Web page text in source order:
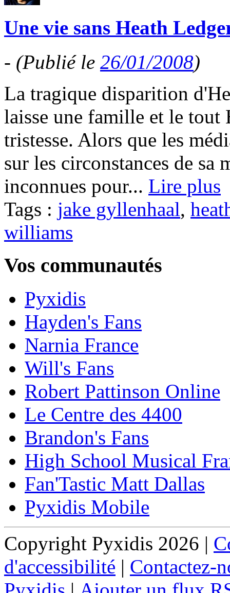
Une vie sans Heath
- (Publié le 26/01/2008)
La tragique disparition
laisse une famille et le
tristesse. Alors que les
sur les circonstances de sa
inconnues pour... Lire plus
Tags : jake gyllenhaal,
williams
Vos communautés
Pyxidis
Hayden's Fans
Narnia France
Will's Fans
Robert Pattinson Online
Le Centre des 4400
Brandon's Fans
High School Musical
Fan'Tastic Matt Dallas
Pyxidis Mobile
Copyright Pyxidis 2026 |
d'accessibilité | Contactez-